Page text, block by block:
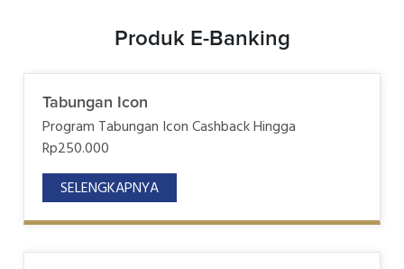
Produk E-Banking
Tabungan Icon
Program Tabungan Icon Cashback Hingga
Rp250.000
SELENGKAPNYA